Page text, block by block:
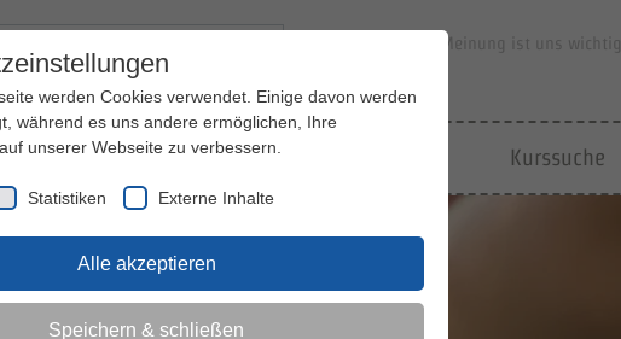
Ihre Meinung ist uns wichtig!
Erwachsene Kurssuche
werden Cookies verwendet. Einige davon werden
während es uns andere ermöglichen, Ihre
unserer Webseite zu verbessern.
Statistiken Externe Inhalte
Alle akzeptieren
Speichern & schließen